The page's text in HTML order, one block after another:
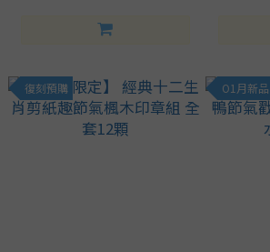
復刻預購 O1月新品